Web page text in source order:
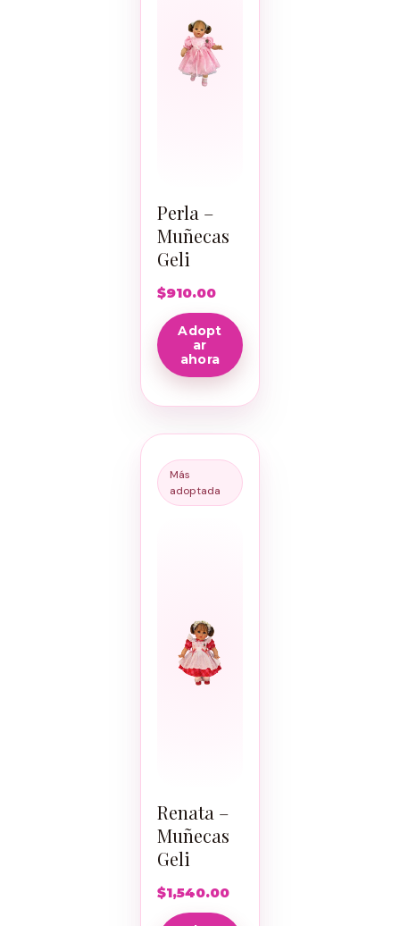
Perla –
Muñecas
Geli
$910.00
Adopt
ar
ahora
Más
adoptada
Renata –
Muñecas
Geli
$1,540.00